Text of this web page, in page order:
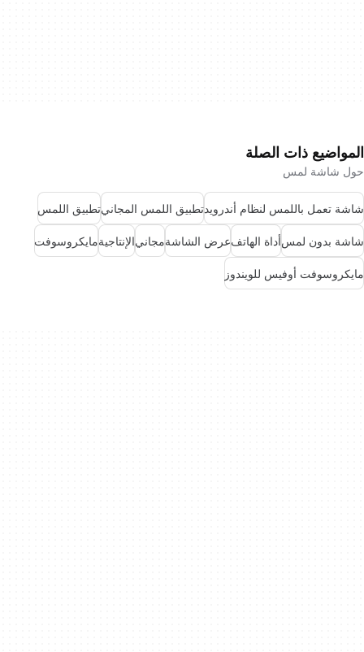
المواضيع ذات الصلة
حول شاشة لمس
شاشة تعمل باللمس لنظام أندرويدتطبيق اللمس المجانيتطبيق اللمس
شاشة بدون لمسأداة الهاتفعرض الشاشةمجانيالإنتاجيةمايكروسوفت
مايكروسوفت أوفيس للويندوز